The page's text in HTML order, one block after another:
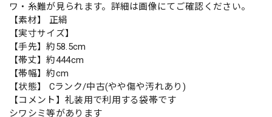
ワ・糸難が見られます。詳細は画像にてご確認ください。
【素材】 正絹
【実寸サイズ】
【手先】約58.5cm
【帯丈】約444cm
【帯幅】約cm
【状態】 Cランク/中古(やや傷や汚れあり)
【コメント】礼装用で利用する袋帯です
シワシミ等があります